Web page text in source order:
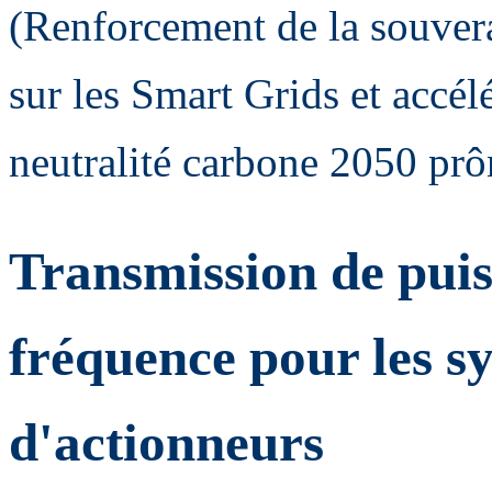
(Renforcement de la
sur les Smart Grids et
neutralité carbone 2050
Transmission de
fréquence pour les
d'actionneurs